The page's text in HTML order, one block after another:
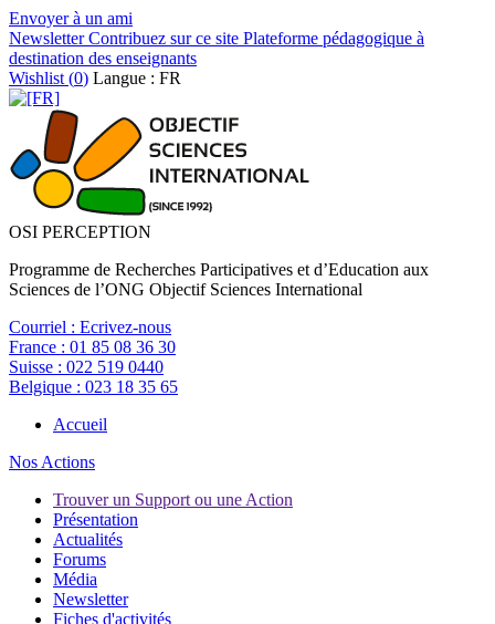
Envoyer à un ami
NewsletterContribuez sur ce site Plateforme pédagogique à
destination des enseignants
Wishlist (0) Langue : FR
OSI PERCEPTION
Programme de Recherches Participatives et d’Education aux
Sciences de l’ONG Objectif Sciences International
Courriel : Ecrivez-nous
France : 01 85 08 36 30
Suisse : 022 519 0440
Belgique : 023 18 35 65
Accueil
Nos Actions
Trouver un Support ou une Action
Présentation
Actualités
Forums
Média
Newsletter
Fiches d'activités